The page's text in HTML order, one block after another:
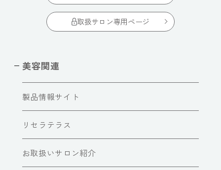
取扱サロン専用ページ
美容関連
製品情報サイト
リセラテラス
お取扱いサロン紹介